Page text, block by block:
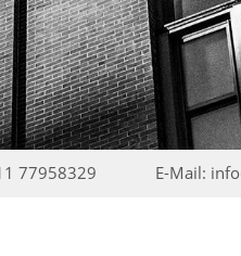
77958329 E-Mail: